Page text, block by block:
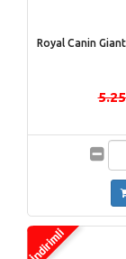
Royal Canin